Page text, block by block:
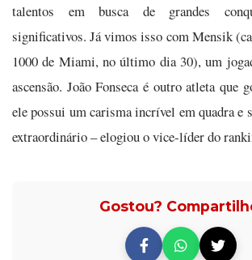
talentos em busca de grandes
significativos. Já vimos isso com Mensik
1000 de Miami, no último dia 30), um
ascensão. João Fonseca é outro atleta que
ele possui um carisma incrível em quadra e
extraordinário – elogiou o vice-líder do
Gostou?